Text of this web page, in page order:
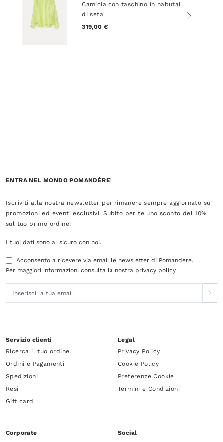
Camicia con taschino in habutai
di seta
319,00 €
ENTRA NEL MONDO POMANDÈRE!
Iscriviti alla nostra newsletter per rimanere sempre aggiornato su
promozioni ed eventi esclusivi. Subito per te uno sconto del 10%
sul tuo primo ordine!
I tuoi dati sono al sicuro con noi.
Acconsento a ricevere via email le newsletter di Pomandère.
Per maggiori informazioni consulta la nostra privacy policy.
Servizio clienti
Ricerca il tuo ordine
Ordini e Pagamenti
Spedizioni
Resi
Gift card
Legal
Privacy Policy
Cookie Policy
Preferenze Cookie
Termini e Condizioni
Corporate
Social